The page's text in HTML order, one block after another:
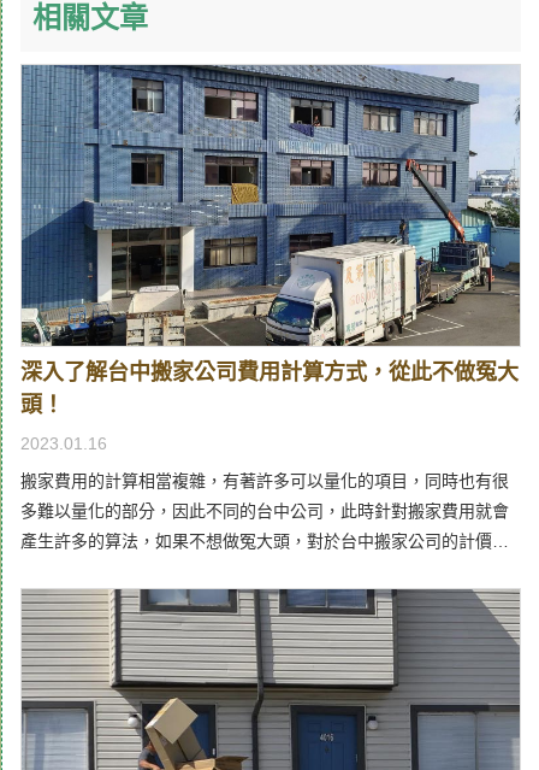
相關文章
深入了解台中搬家公司費用計算方式，從此不做冤大
頭！
2023.01.16
搬家費用的計算相當複雜，有著許多可以量化的項目，同時也有很
多難以量化的部分，因此不同的台中公司，此時針對搬家費用就會
產生許多的算法，如果不想做冤大頭，對於台中搬家公司的計價方
價計算，及第作為台中好口碑的搬家公司，將在此介紹幾個影響搬
運服務價格的要素，藉此避免受到欺騙。貨物數量多寡決定搬家費
用，台中鄉親應正確斷捨離首先第一個影響搬家費用的要素，一定
和貨物量有所相關，如果要搬到台中的貨物量高的話，就需要更多
的車輛和人力，自然在報價上就會更高，因此搬家公司推薦在正式
搬運前，最好下定決心好好斷捨離，將不需要的物品提前丟棄，無